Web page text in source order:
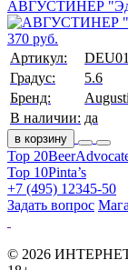
АВГУСТИНЕР
370 руб.
Артикул:
Градус:
5.6
Бренд:
В наличии: да
в корзину
Top 20
Top 10Pinta’s
+7 (495) 12345-50
Задать вопрос
© 2026